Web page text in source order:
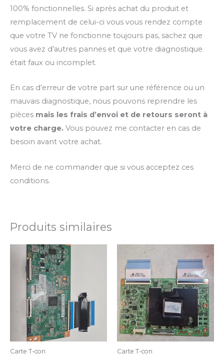
100% fonctionnelles. Si après achat du produit et
remplacement de celui-ci vous vous rendez compte
que votre TV ne fonctionne toujours pas, sachez que
vous avez d’autres pannes et que votre diagnostique
était faux ou incomplet.
En cas d’erreur de votre part sur une référence ou un
mauvais diagnostique, nous pouvons reprendre les
pièces mais les frais d’envoi et de retours seront à
votre charge. Vous pouvez me contacter en cas de
besoin avant votre achat.
Merci de ne commander que si vous acceptez ces
conditions.
Produits similaires
Carte T-con Carte T-con